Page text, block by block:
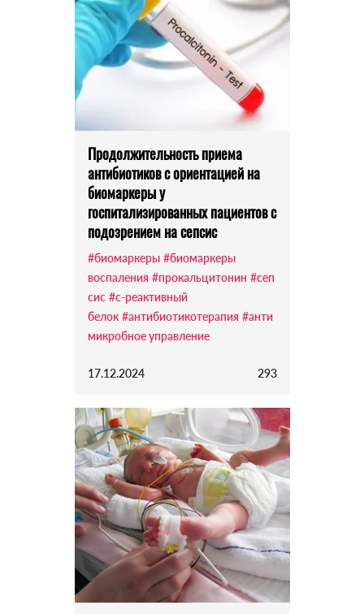
Продолжительность приема
антибиотиков с ориентацией на
биомаркеры у
госпитализированных пациентов с
подозрением на сепсис
#биомаркеры #биомаркеры
воспаления #прокальцитонин #сеп
сис #с-реактивный
белок #антибиотикотерапия #анти
микробное управление
17.12.2024 293